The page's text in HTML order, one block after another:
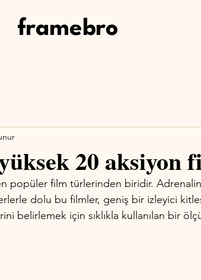
framebro
20 aksiyon
popüler film türlerinden biridir.
dolu bu filmler, geniş bir izleyici
belirlemek için sıklıkla kullanılan bir